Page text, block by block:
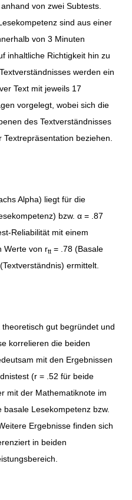
von zwei Subtests.
sind aus einer
von 3 Minuten
inhaltliche Richtigkeit hin zu
werden ein
Text mit jeweils 17
vorgelegt, wobei sich die
des Textverständnisses
beziehen.
Alpha) liegt für die
bzw. α = .87
Reliabilität mit einem
Werte von rtt = .78 (Basale
ermittelt.
gut begründet und
korrelieren die beiden
mit den Ergebnissen
(r = .52 für beide
mit der Mathematiknote im
Lesekompetenz bzw.
Ergebnisse finden sich
in beiden